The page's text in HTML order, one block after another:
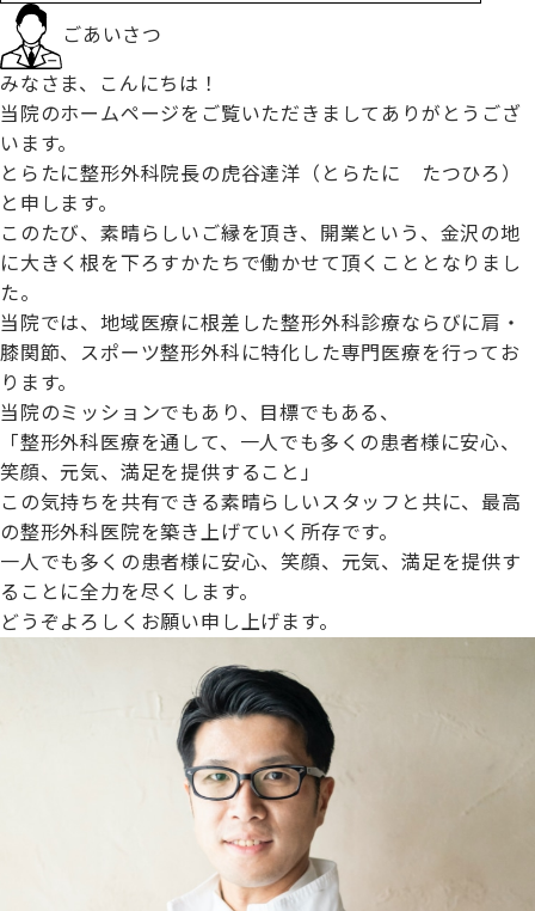
ごあいさつ
みなさま、こんにちは！
当院のホームページをご覧いただきましてありがとうござ
います。
とらたに整形外科院長の虎谷達洋（とらたに たつひろ）
と申します。
このたび、素晴らしいご縁を頂き、開業という、金沢の地
に大きく根を下ろすかたちで働かせて頂くこととなりまし
た。
当院では、地域医療に根差した整形外科診療ならびに肩・
膝関節、スポーツ整形外科に特化した専門医療を行ってお
ります。
当院のミッションでもあり、目標でもある、
「整形外科医療を通して、一人でも多くの患者様に安心、
笑顔、元気、満足を提供すること」
この気持ちを共有できる素晴らしいスタッフと共に、最高
の整形外科医院を築き上げていく所存です。
一人でも多くの患者様に安心、笑顔、元気、満足を提供す
ることに全力を尽くします。
どうぞよろしくお願い申し上げます。